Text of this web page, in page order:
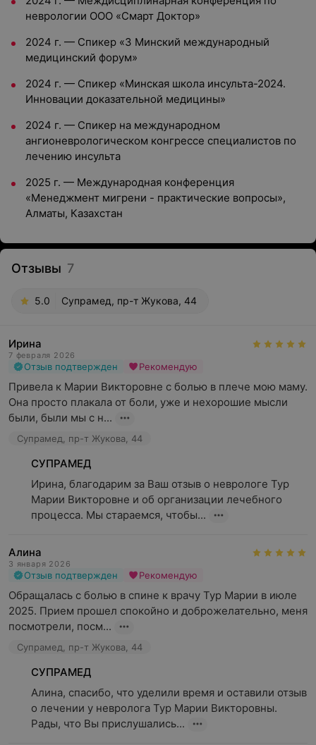
неврологии ООО «Смарт Доктор»
2024 г. — Спикер «3 Минский международный
медицинский форум»
2024 г. — Спикер «Минская школа инсульта-2024.
Инновации доказательной медицины»
2024 г. — Спикер на международном
ангионеврологическом конгрессе специалистов по
лечению инсульта
2025 г. — Международная конференция
«Менеджмент мигрени - практические вопросы»,
Алматы, Казахстан
Отзывы 7
5.0 Супрамед, пр-т Жукова, 44
Ирина
7 февраля 2026
Отзыв подтвержден Рекомендую
Привела к Марии Викторовне с болью в плече мою маму.
Она просто плакала от боли, уже и нехорошие мысли
были, были мы с н...
Супрамед, пр-т Жукова, 44
СУПРАМЕД
Ирина, благодарим за Ваш отзыв о неврологе Тур
Марии Викторовне и об организации лечебного
процесса. Мы стараемся, чтобы...
Алина
3 января 2026
Отзыв подтвержден Рекомендую
Обращалась с болью в спине к врачу Тур Марии в июле
2025. Прием прошел спокойно и доброжелательно, меня
посмотрели, посм...
Супрамед, пр-т Жукова, 44
СУПРАМЕД
Алина, спасибо, что уделили время и оставили отзыв
о лечении у невролога Тур Марии Викторовны.
Рады, что Вы прислушались...